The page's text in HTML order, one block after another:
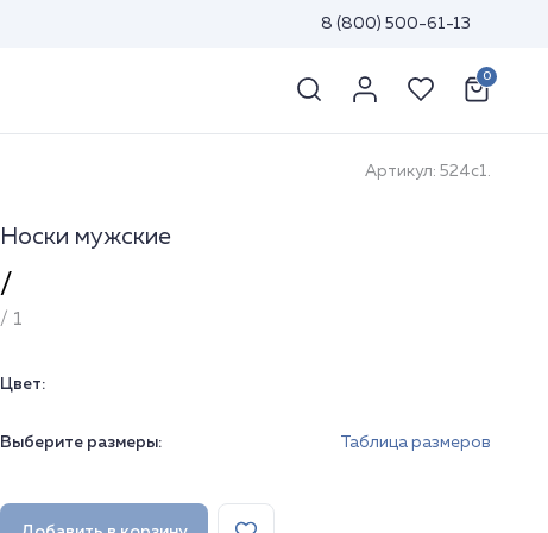
8 (800) 500-61-13
0
Артикул: 524с1.
Носки мужские
/
/ 1
Цвет:
Выберите размеры: Таблица размеров